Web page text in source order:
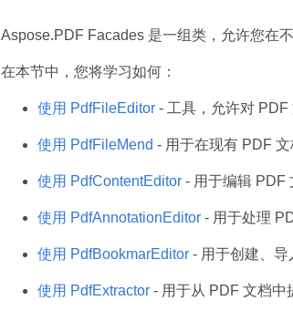
Aspose.PDF Facades 是一组类，允许您在
在本节中，您将学习如何：
使用 PdfFileEditor- 工具，允许对 PDF
使用 PdfFileMend - 用于在现有 PDF
使用 PdfContentEditor- 用于编辑 PDF
使用 PdfAnnotationEditor- 用于处理
使用 PdfBookmarEditor- 用于创建、导
使用 PdfExtractor- 用于从 PDF 文档中